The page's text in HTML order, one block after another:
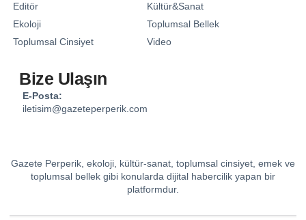
Editör
Ekoloji
Toplumsal Cinsiyet
Kültür&Sanat
Toplumsal Bellek
Video
Bize Ulaşın
E-Posta:
iletisim@gazeteperperik.com
Gazete Perperik, ekoloji, kültür-sanat, toplumsal cinsiyet, emek ve
toplumsal bellek gibi konularda dijital habercilik yapan bir
platformdur.